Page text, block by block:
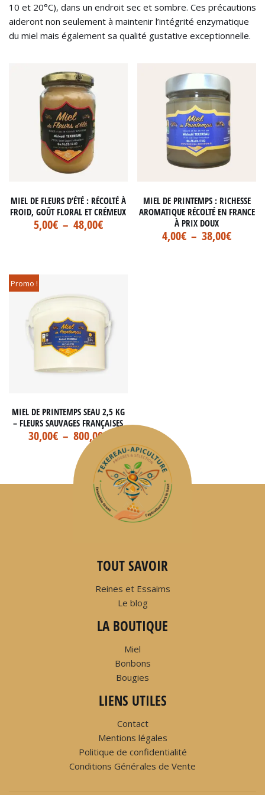
10 et 20°C), dans un endroit sec et sombre. Ces précautions
aideront non seulement à maintenir l’intégrité enzymatique
du miel mais également sa qualité gustative exceptionnelle.
MIEL DE FLEURS D’ÉTÉ : RÉCOLTÉ À
FROID, GOÛT FLORAL ET CRÉMEUX
5,00€ – 48,00€
MIEL DE PRINTEMPS : RICHESSE
AROMATIQUE RÉCOLTÉ EN FRANCE
À PRIX DOUX
4,00€ – 38,00€
Promo !
MIEL DE PRINTEMPS SEAU 2,5 KG
– FLEURS SAUVAGES FRANÇAISES
30,00€ – 800,00€
TOUT SAVOIR
Reines et Essaims
Le blog
LA BOUTIQUE
Miel
Bonbons
Bougies
LIENS UTILES
Contact
Mentions légales
Politique de confidentialité
Conditions Générales de Vente